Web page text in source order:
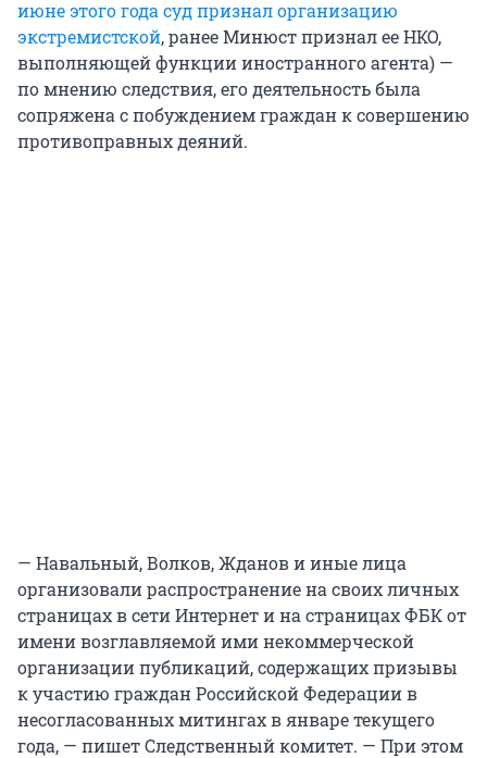
июне этого года суд признал организацию
экстремистской, ранее Минюст признал ее НКО,
выполняющей функции иностранного агента) —
по мнению следствия, его деятельность была
сопряжена с побуждением граждан к совершению
противоправных деяний.
— Навальный, Волков, Жданов и иные лица
организовали распространение на своих личных
страницах в сети Интернет и на страницах ФБК от
имени возглавляемой ими некоммерческой
организации публикаций, содержащих призывы
к участию граждан Российской Федерации в
несогласованных митингах в январе текущего
года, — пишет Следственный комитет. — При этом